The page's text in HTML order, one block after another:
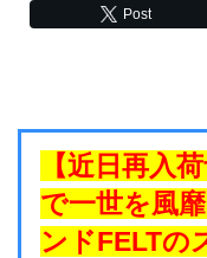
Post
【近日再入
で一世を風
ンドFELTの